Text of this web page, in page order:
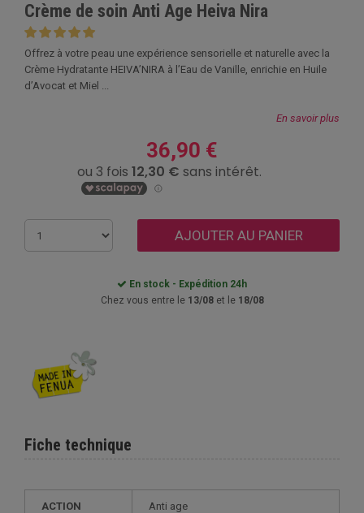
Crème de soin Anti Age Heiva Nira
Offrez à votre peau une expérience sensorielle et naturelle avec la
Crème Hydratante HEIVA’NIRA à l’Eau de Vanille, enrichie en Huile
d’Avocat et Miel ...
En savoir plus
36,90 €
AJOUTER AU PANIER
En stock - Expédition 24h
Chez vous entre le 13/08et le 18/08
Fiche technique
ACTION Anti age